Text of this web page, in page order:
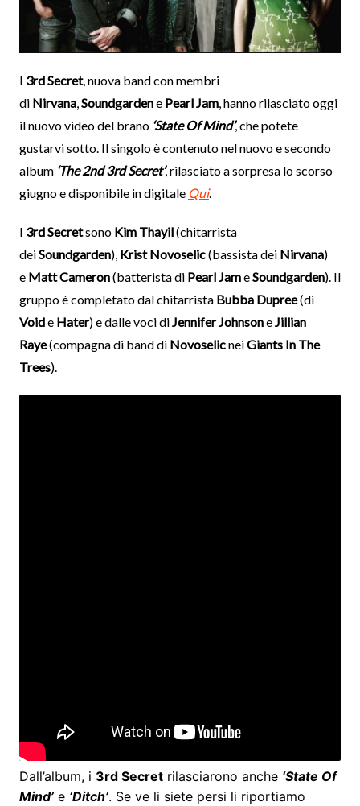
I 3rd Secret, nuova band con membri
di Nirvana,Soundgardene Pearl Jam, hanno rilasciato oggi
il nuovo video del brano ‘State Of Mind’, che potete
gustarvi sotto. Il singolo è contenuto nel nuovo e secondo
album ‘The 2nd 3rd Secret’, rilasciato a sorpresa lo scorso
giugno e disponibile in digitale Qui.
I 3rd Secretsono Kim Thayil(chitarrista
deiSoundgarden), Krist Novoselic(bassista dei Nirvana)
e Matt Cameron(batterista di Pearl JameSoundgarden). Il
gruppo è completato dal chitarrista Bubba Dupree(di
Voide Hater) e dalle voci diJennifer JohnsoneJillian
Raye(compagna di band di NovoselicneiGiants In The
Trees).
Dall’album, i 3rd Secretrilasciarono anche ‘State Of
Mind’e ‘Ditch’. Se ve li siete persi li riportiamo